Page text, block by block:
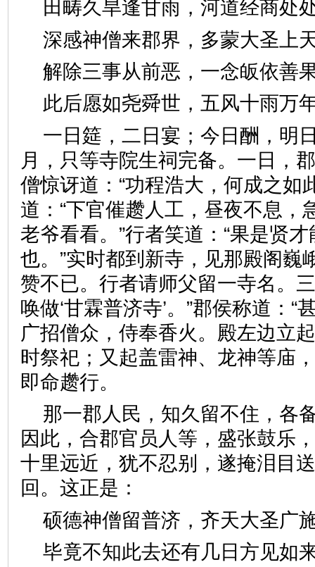
田畴久旱逢甘雨，河道经
深感神僧来郡界，多蒙大
解除三事从前恶，一念皈
此后愿如尧舜世，五风十
一日筵，二日宴；今日酬，明
月，只等寺院生祠完备。一日，
僧惊讶道：“功程浩大，何成之如
道：“下官催趱人工，昼夜不息，
老爷看看。”行者笑道：“果是贤
也。”实时都到新寺，见那殿阁巍
赞不已。行者请师父留一寺名。
唤做‘甘霖普济寺’。”郡侯称道：“
广招僧众，侍奉香火。殿左边立
时祭祀；又起盖雷神、龙神等庙
即命趱行。
那一郡人民，知久留不住，各
因此，合郡官员人等，盛张鼓乐
十里远近，犹不忍别，遂掩泪目
回。这正是：
硕德神僧留普济，齐天大
毕竟不知此去还有几日方见如